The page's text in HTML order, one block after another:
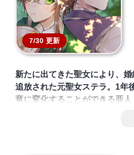
7/30 更新
新たに出てきた聖女により、
追放された元聖女ステラ。1年
竜に変化することができる亜
むようになったことで、楽し
一方、ステラがいなくなった